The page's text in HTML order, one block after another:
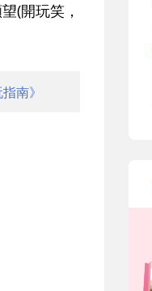
(開玩笑，
南》